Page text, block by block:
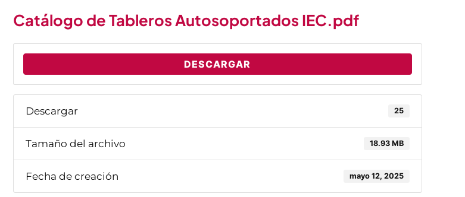
Catálogo de Tableros Autosoportados IEC.pdf
DESCARGAR
Descargar 25
Tamaño del archivo 18.93 MB
Fecha de creación mayo 12, 2025